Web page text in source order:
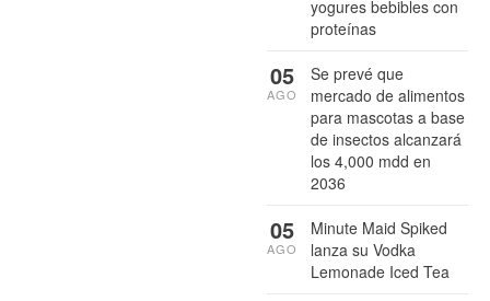
yogures bebibles con
proteínas
Se prevé que
mercado de alimentos
para mascotas a base
de insectos alcanzará
los 4,000 mdd en
2036
05
AGO
Minute Maid Spiked
lanza su Vodka
Lemonade Iced Tea
05
AGO